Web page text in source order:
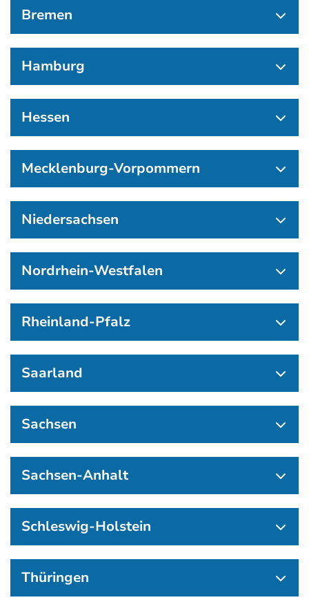
Bremen
Hamburg
Hessen
Mecklenburg-Vorpommern
Niedersachsen
Nordrhein-Westfalen
Rheinland-Pfalz
Saarland
Sachsen
Sachsen-Anhalt
Schleswig-Holstein
Thüringen